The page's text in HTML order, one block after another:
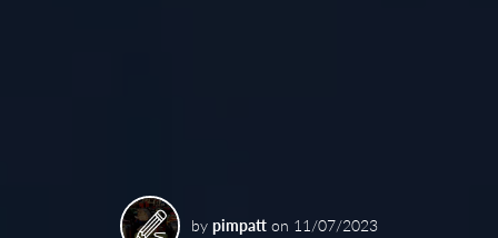
by pimpatt on 11/07/2023